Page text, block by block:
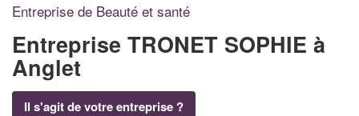
Entreprise de Beauté et santé
Entreprise TRONET SOPHIE à
Anglet
Il s'agit de votre entreprise ?